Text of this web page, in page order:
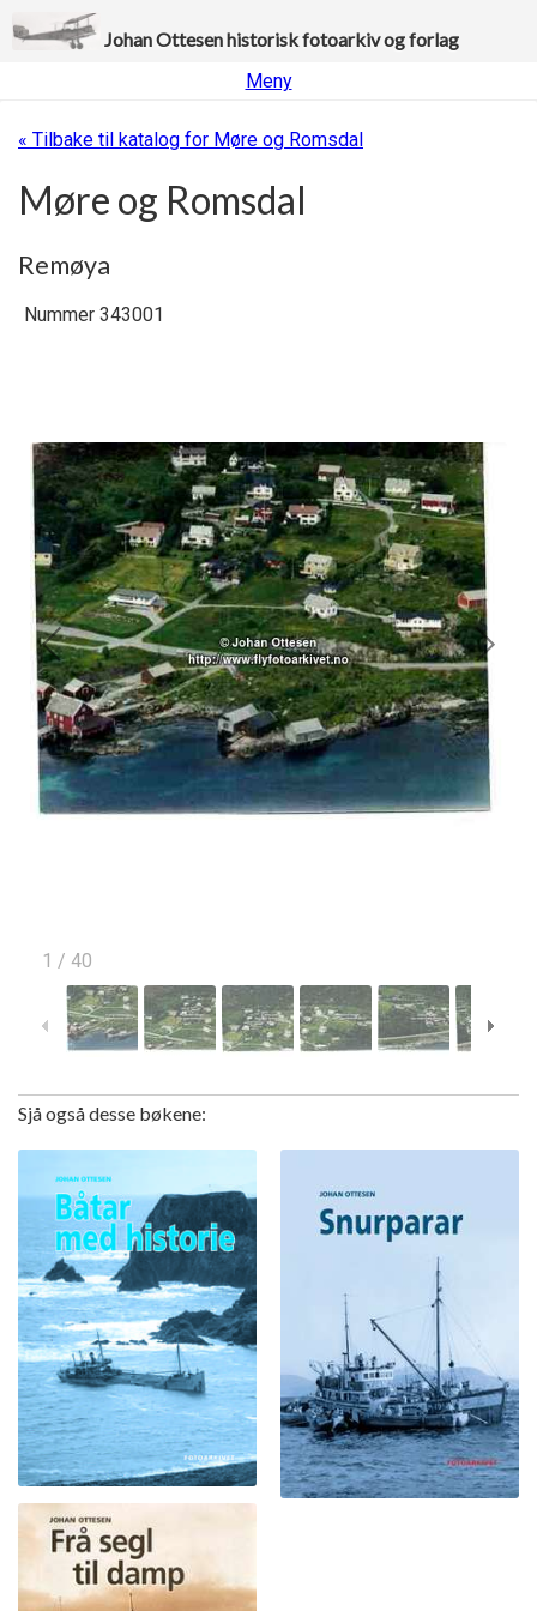
Johan Ottesen historisk fotoarkiv og forlag
Meny
« Tilbake til katalog for Møre og Romsdal
Møre og Romsdal
Remøya
1 / 40
Nummer 343001
Sjå også desse bøkene: